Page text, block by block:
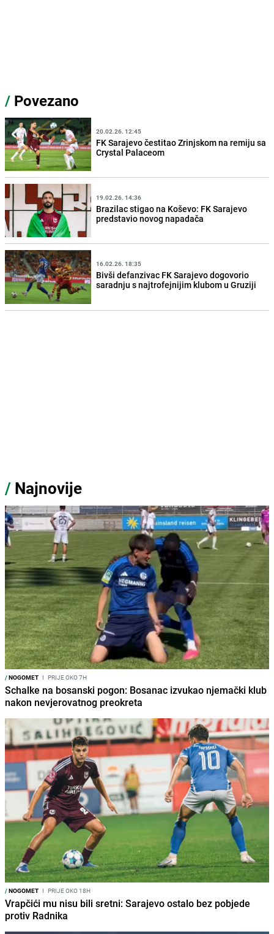
/ Povezano
20.02.26. 12:45
FK Sarajevo čestitao Zrinjskom na remiju sa
Crystal Palaceom
19.02.26. 14:36
Brazilac stigao na Koševo: FK Sarajevo
predstavio novog napadača
16.02.26. 18:35
Bivši defanzivac FK Sarajevo dogovorio
saradnju s najtrofejnijim klubom u Gruziji
/ Najnovije
/NOGOMET I PRIJE OKO 7H
Schalke na bosanski pogon: Bosanac izvukao njemački klub
nakon nevjerovatnog preokreta
/NOGOMET I PRIJE OKO 18H
Vrapčići mu nisu bili sretni: Sarajevo ostalo bez pobjede
protiv Radnika